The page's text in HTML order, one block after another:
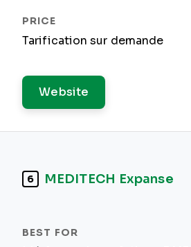
Tarification sur demande
Website
6 MEDITECH Expanse